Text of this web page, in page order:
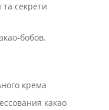
секрети
бобов.
крема
какао